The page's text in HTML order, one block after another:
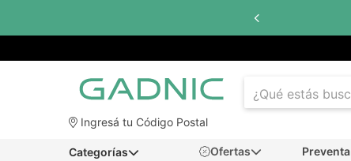
Ingresá tu Código Postal
Ofertas Preventa
Categorías